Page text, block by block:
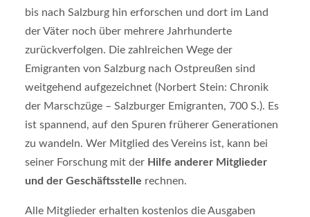
0
2
bis nach Salzburg hin erforschen und dort im Land
der Väter noch über mehrere Jahrhunderte
zurückverfolgen. Die zahlreichen Wege der
Emigranten von Salzburg nach Ostpreußen sind
weitgehend aufgezeichnet (Norbert Stein: Chronik
der Marschzüge – Salzburger Emigranten, 700 S.). Es
ist spannend, auf den Spuren früherer Generationen
zu wandeln. Wer Mitglied des Vereins ist, kann bei
seiner Forschung mit der Hilfe anderer Mitglieder
und der Geschäftsstelle rechnen.
Alle Mitglieder erhalten kostenlos die Ausgaben